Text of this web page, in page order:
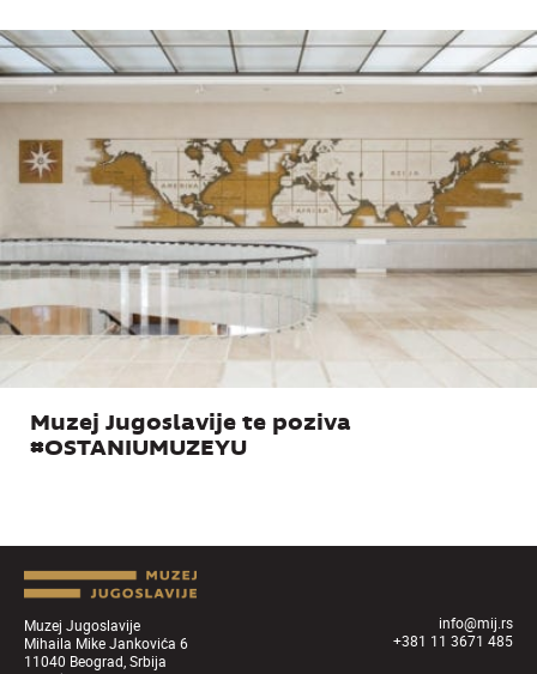
Muzej Jugoslavije te poziva
#OSTANIUMUZEYU
Muzej Jugoslavije
Mihaila Mike Jankovića 6
11040 Beograd, Srbija
info@mij.rs
+381 11 3671 485